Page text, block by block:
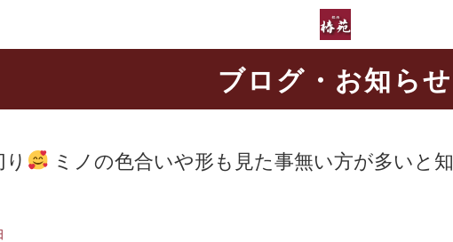
ブログ・お知らせ
ミノの色合いや形も見た事無い方が多いと知